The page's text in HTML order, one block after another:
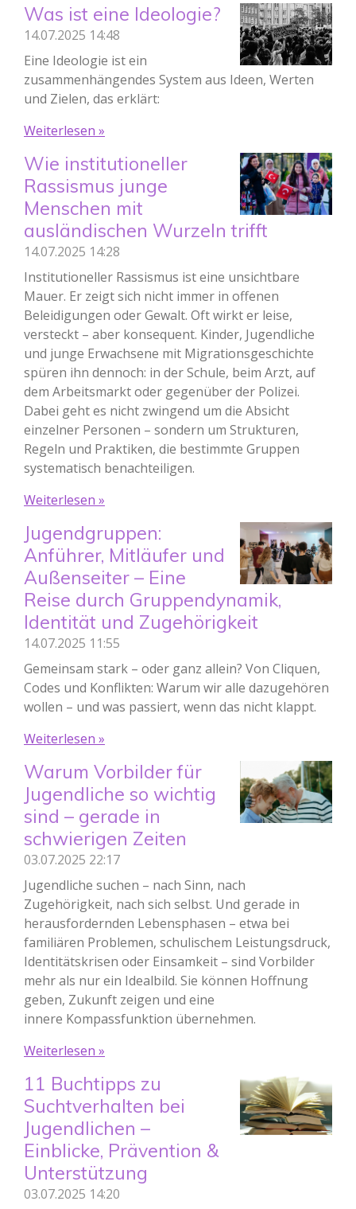
Was ist eine Ideologie?
14.07.2025 14:48
Eine Ideologie ist ein
zusammenhängendes System aus Ideen, Werten
und Zielen, das erklärt:
Weiterlesen »
Wie institutioneller
Rassismus junge
Menschen mit
ausländischen Wurzeln trifft
14.07.2025 14:28
Institutioneller Rassismus ist eine unsichtbare
Mauer. Er zeigt sich nicht immer in offenen
Beleidigungen oder Gewalt. Oft wirkt er leise,
versteckt – aber konsequent. Kinder, Jugendliche
und junge Erwachsene mit Migrationsgeschichte
spüren ihn dennoch: in der Schule, beim Arzt, auf
dem Arbeitsmarkt oder gegenüber der Polizei.
Dabei geht es nicht zwingend um die Absicht
einzelner Personen – sondern um Strukturen,
Regeln und Praktiken, die bestimmte Gruppen
systematisch benachteiligen.
Weiterlesen »
Jugendgruppen:
Anführer, Mitläufer und
Außenseiter – Eine
Reise durch Gruppendynamik,
Identität und Zugehörigkeit
14.07.2025 11:55
Gemeinsam stark – oder ganz allein? Von Cliquen,
Codes und Konflikten: Warum wir alle dazugehören
wollen – und was passiert, wenn das nicht klappt.
Weiterlesen »
Warum Vorbilder für
Jugendliche so wichtig
sind – gerade in
schwierigen Zeiten
03.07.2025 22:17
Jugendliche suchen – nach Sinn, nach
Zugehörigkeit, nach sich selbst. Und gerade in
herausfordernden Lebensphasen – etwa bei
familiären Problemen, schulischem Leistungsdruck,
Identitätskrisen oder Einsamkeit – sind Vorbilder
mehr als nur ein Idealbild. Sie können Hoffnung
geben, Zukunft zeigen und eine
innere Kompassfunktion übernehmen.
Weiterlesen »
11 Buchtipps zu
Suchtverhalten bei
Jugendlichen –
Einblicke, Prävention &
Unterstützung
03.07.2025 14:20